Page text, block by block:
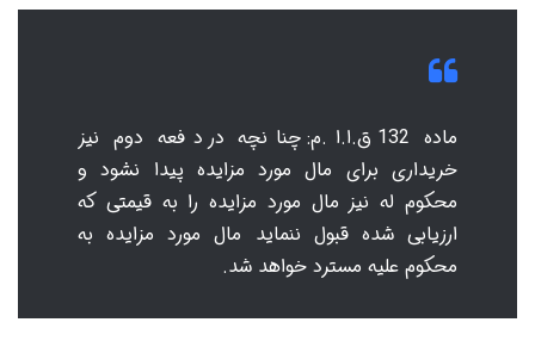
ماده 132 ق.ا.ا.م: چنانچه در دفعه دوم نیز
خریداری برای مال مورد مزایده پیدا نشود و
محکوم له نیز مال مورد مزایده را به قیمتی که
ارزیابی شده قبول ننماید مال مورد مزایده به
محکوم علیه مسترد خواهد شد.